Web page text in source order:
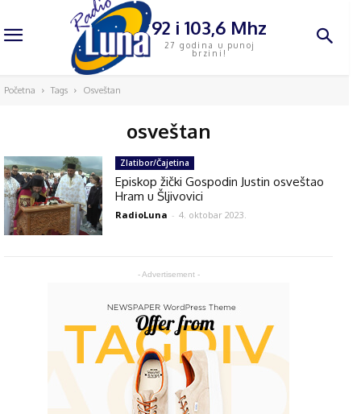
92 i 103,6 Mhz
27 godina u punoj
brzini!
Početna Tags Osveštan
osveštan
- Advertisement -
Zlatibor/Čajetina
Episkop žički Gospodin Justin osveštao
Hram u Šljivovici
RadioLuna - 4. oktobar 2023.